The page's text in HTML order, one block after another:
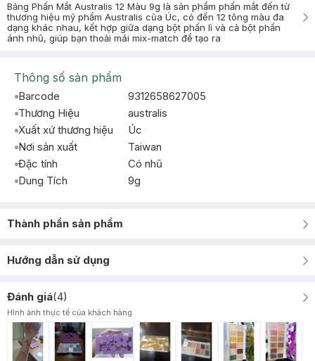
Bảng Phấn Mắt Australis 12 Màu 9g là sản phẩm phấn mắt đến từ
thương hiệu mỹ phẩm Australis của Úc, có đến 12 tông màu đa
dạng khác nhau, kết hợp giữa dạng bột phấn lì và cả bột phấn
ánh nhũ, giúp bạn thoải mái mix-match để tạo ra
Thông số sản phẩm
Barcode
9312658627005
Thương Hiệu
australis
Xuất xứ thương hiệu
Úc
Nơi sản xuất
Taiwan
Đặc tính
Có nhũ
Dung Tích
9g
Thành phần sản phẩm
Hướng dẫn sử dụng
Đánh giá(4)
Hình ảnh thực tế của khách hàng